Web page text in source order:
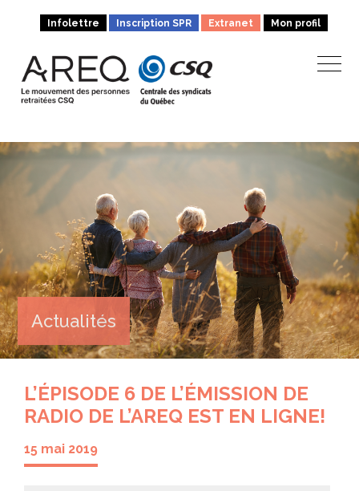
Infolettre Inscription SPR Extranet Mon profil
Actualités
L’ÉPISODE 6 DE L’ÉMISSION DE
RADIO DE L’AREQ EST EN LIGNE!
15 mai 2019